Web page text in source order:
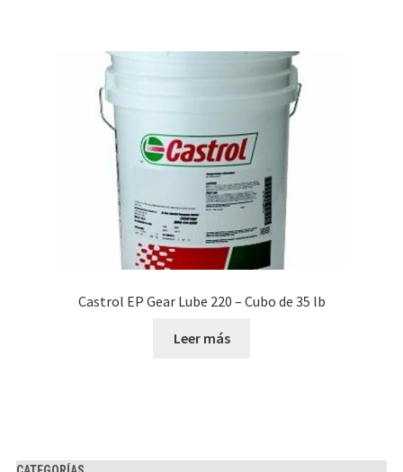
Castrol EP Gear Lube 220 – Cubo de 35 lb
Leer más